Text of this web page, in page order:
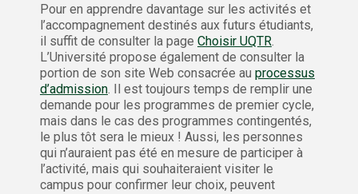
Pour en apprendre davantage sur les activités et
l’accompagnement destinés aux futurs étudiants,
il suffit de consulter la page Choisir UQTR
L’Université propose également de consulter la
portion de son site Web consacrée au processus
d’admission . Il est toujours temps de remplir une
demande pour les programmes de premier cycle,
mais dans le cas des programmes contingentés,
le plus tôt sera le mieux ! Aussi, les personnes
qui n’auraient pas été en mesure de participer à
l’activité, mais qui souhaiteraient visiter le
campus pour confirmer leur choix, peuvent